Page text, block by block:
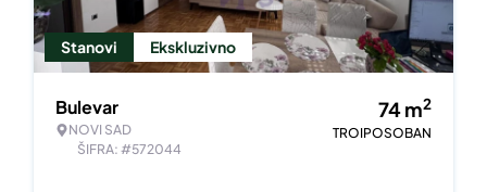
Stanovi Ekskluzivno
Bulevar
NOVI SAD
ŠIFRA: #572044
74m2
TROIPOSOBAN